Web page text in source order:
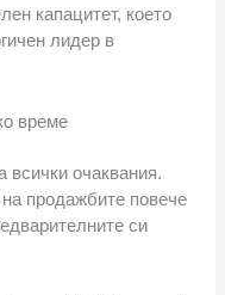
капацитет, което
лидер в
време
всички очаквания.
продажбите повече
си